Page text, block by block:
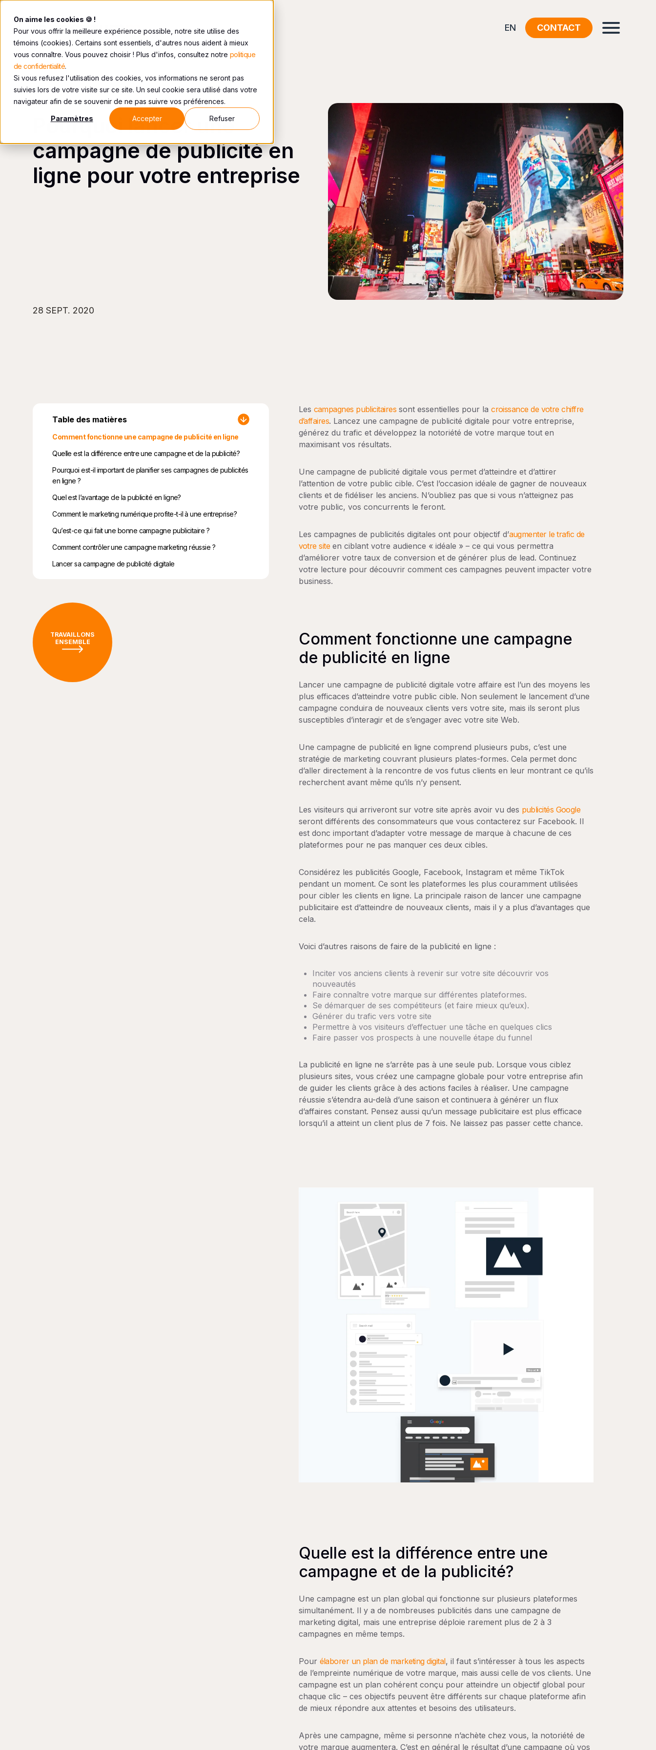
On aime les cookies 🍪 !
Pour vous offrir la meilleure expérience possible, notre site utilise des
témoins (cookies). Certains sont essentiels, d'autres nous aident à mieux
vous connaître. Vous pouvez choisir ! Plus d'infos, consultez notre politique
de confidentialité.
Si vous refusez l'utilisation des cookies, vos informations ne seront pas
suivies lors de votre visite sur ce site. Un seul cookie sera utilisé dans votre
navigateur afin de se souvenir de ne pas suivre vos préférences.
Paramètres Accepter Refuser
EN CONTACT
SEM MARKETING WEB INBOUND MARKETING
Pourquoi lancer une
campagne de publicité en
ligne pour votre entreprise
28 SEPT. 2020
Table des matières
Comment fonctionne une campagne de publicité en ligne
Quelle est la différence entre une campagne et de la publicité?
Pourquoi est-il important de planifier ses campagnes de publicités
en ligne ?
Quel est l’avantage de la publicité en ligne?
Comment le marketing numérique profite-t-il à une entreprise?
Qu’est-ce qui fait une bonne campagne publicitaire ?
Comment contrôler une campagne marketing réussie ?
Lancer sa campagne de publicité digitale
TRAVAILLONS
ENSEMBLE
Les campagnes publicitaires sont essentielles pour lacroissance de votre chiffre
d’affaires. Lancez une campagne de publicité digitale pour votre entreprise,
générez du trafic et développez la notoriété de votre marque tout en
maximisant vos résultats.
Une campagne de publicité digitale vous permet d’atteindre et d’attirer
l’attention de votre public cible. C’est l’occasion idéale de gagner de nouveaux
clients et de fidéliser les anciens. N’oubliez pas que si vous n’atteignez pas
votre public, vos concurrents le feront.
Les campagnes de publicités digitales ont pour objectif d’augmenter le trafic de
votre site en ciblant votre audience « idéale » – ce qui vous permettra
d’améliorer votre taux de conversion et de générer plus de lead. Continuez
votre lecture pour découvrir comment ces campagnes peuvent impacter votre
business.
Comment fonctionne une campagne
de publicité en ligne
Lancer une campagne de publicité digitale votre affaire est l’un des moyens les
plus efficaces d’atteindre votre public cible. Non seulement le lancement d’une
campagne conduira de nouveaux clients vers votre site, mais ils seront plus
susceptibles d’interagir et de s’engager avec votre site Web.
Une campagne de publicité en ligne comprend plusieurs pubs, c’est une
stratégie de marketing couvrant plusieurs plates-formes. Cela permet donc
d’aller directement à la rencontre de vos futus clients en leur montrant ce qu’ils
recherchent avant même qu’ils n’y pensent.
Les visiteurs qui arriveront sur votre site après avoir vu des publicités Google
seront différents des consommateurs que vous contacterez sur Facebook. Il
est donc important d’adapter votre message de marque à chacune de ces
plateformes pour ne pas manquer ces deux cibles.
Considérez les publicités Google, Facebook, Instagram et même TikTok
pendant un moment. Ce sont les plateformes les plus couramment utilisées
pour cibler les clients en ligne. La principale raison de lancer une campagne
publicitaire est d’atteindre de nouveaux clients, mais il y a plus d’avantages que
cela.
Voici d’autres raisons de faire de la publicité en ligne :
Inciter vos anciens clients à revenir sur votre site découvrir vos
nouveautés
Faire connaître votre marque sur différentes plateformes.
Se démarquer de ses compétiteurs (et faire mieux qu’eux).
Générer du trafic vers votre site
Permettre à vos visiteurs d’effectuer une tâche en quelques clics
Faire passer vos prospects à une nouvelle étape du funnel
La publicité en ligne ne s’arrête pas à une seule pub. Lorsque vous ciblez
plusieurs sites, vous créez une campagne globale pour votre entreprise afin
de guider les clients grâce à des actions faciles à réaliser. Une campagne
réussie s’étendra au-delà d’une saison et continuera à générer un flux
d’affaires constant. Pensez aussi qu’un message publicitaire est plus efficace
lorsqu’il a atteint un client plus de 7 fois. Ne laissez pas passer cette chance.
Quelle est la différence entre une
campagne et de la publicité?
Une campagne est un plan global qui fonctionne sur plusieurs plateformes
simultanément. Il y a de nombreuses publicités dans une campagne de
marketing digital, mais une entreprise déploie rarement plus de 2 à 3
campagnes en même temps.
Pour élaborer un plan de marketing digital, il faut s’intéresser à tous les aspects
de l’empreinte numérique de votre marque, mais aussi celle de vos clients. Une
campagne est un plan cohérent conçu pour atteindre un objectif global pour
chaque clic – ces objectifs peuvent être différents sur chaque plateforme afin
de mieux répondre aux attentes et besoins des utilisateurs.
Après une campagne, même si personne n’achète chez vous, la notoriété de
votre marque augmentera. C’est en général le résultat d’une campagne où vos